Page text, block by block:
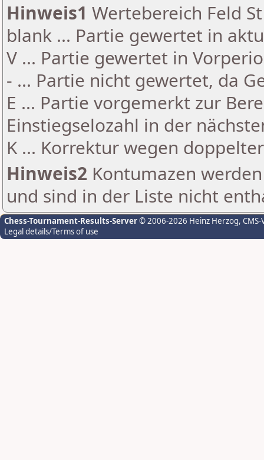
Hinweis1 Wertebereich Feld
blank ... Partie gewertet in
V ... Partie gewertet in
- ... Partie nicht gewertet, da
E ... Partie vorgemerkt zur
Einstiegselozahl in der
K ... Korrektur wegen
Hinweis2 Kontumazen
und sind in der Liste nicht
Chess-Tournament-Results-Server© 2006-2026 Heinz Herzog,
Legal details/Terms of use